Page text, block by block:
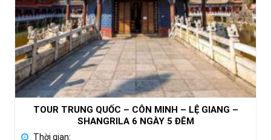
TOUR TRUNG QUỐC – CÔN MINH – LỆ GIANG –
SHANGRILA 6 NGÀY 5 ĐÊM
Thời gian: